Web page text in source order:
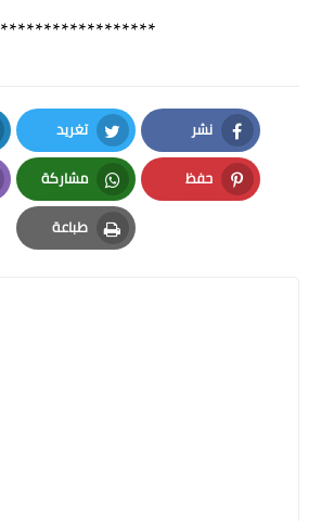
******************
نشر
Facebook
تغريد
Twitter
حفظ
Pinterest
مشاركة
Whatsapp
طباعة
Print